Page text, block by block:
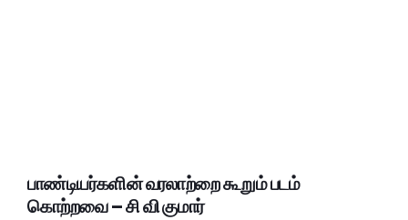
பாண்டியர்களின் வரலாற்றை கூறும் படம்
கொற்றவை – சி வி குமார்